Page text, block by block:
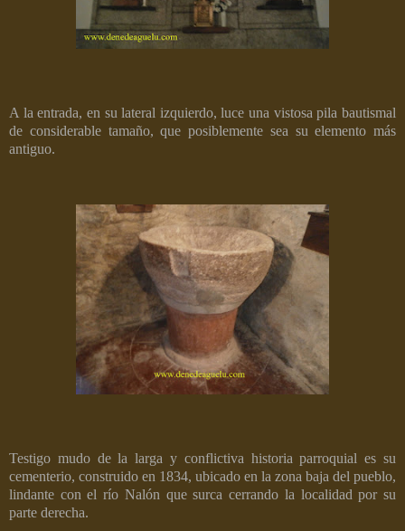
A la entrada, en su lateral izquierdo, luce una vistosa pila bautismal
de considerable tamaño, que posiblemente sea su elemento más
antiguo.
Testigo mudo de la larga y conflictiva historia parroquial es su
cementerio, construido en 1834, ubicado en la zona baja del pueblo,
lindante con el río Nalón que surca cerrando la localidad por su
parte derecha.